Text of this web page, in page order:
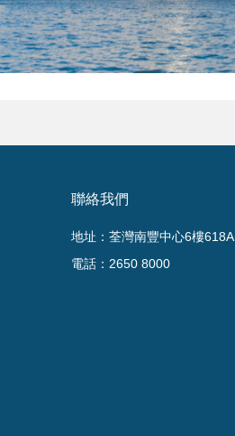
聯絡我們
地址：荃灣南豐中心6樓618A
電話：2650 8000